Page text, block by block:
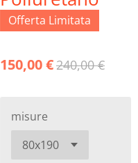
Offerta Limitata
150,00 €240,00 €
misure